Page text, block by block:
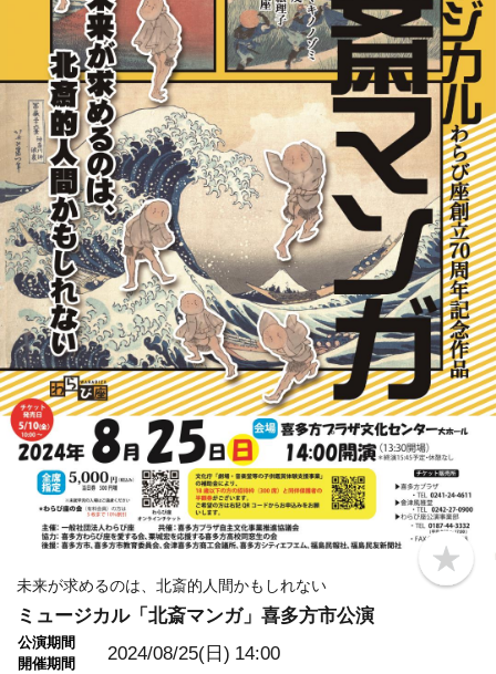
b
o
未来が求めるのは、北斎的人間かもしれない
ミュージカル「北斎マンガ」喜多方市公演
公演期間
開催期間
2024/08/25(日) 14:00